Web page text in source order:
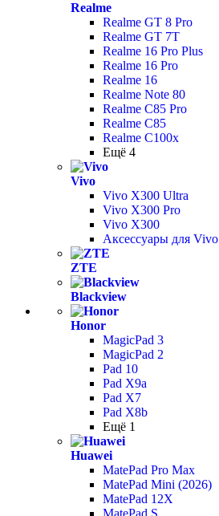
Realme
Realme GT 8 Pro
Realme GT 7T
Realme 16 Pro Plus
Realme 16 Pro
Realme 16
Realme Note 80
Realme C85 Pro
Realme C85
Realme C100x
Ещё 4
Vivo
Vivo X300 Ultra
Vivo X300 Pro
Vivo X300
Аксессуары для Vivo
ZTE
Blackview
Honor
MagicPad 3
MagicPad 2
Pad 10
Pad X9a
Pad X7
Pad X8b
Ещё 1
Huawei
MatePad Pro Max
MatePad Mini (2026)
MatePad 12X
MatePad S